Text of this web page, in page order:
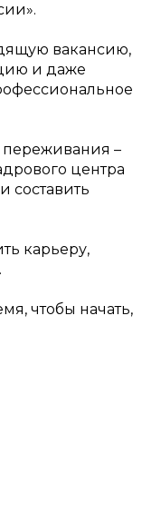
вакансию,
и даже
–
центра
составить
карьеру,
.
чтобы начать,